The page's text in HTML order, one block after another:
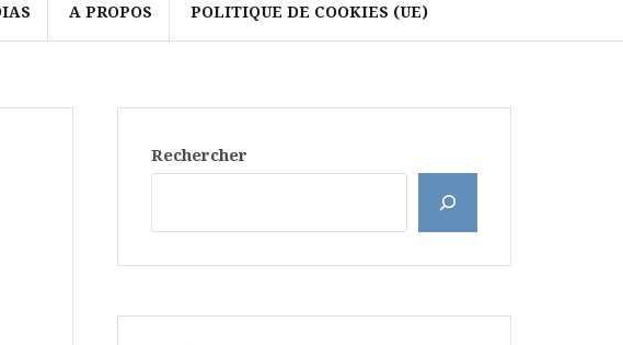
A PROPOS POLITIQUE DE COOKIES (UE)
Rechercher